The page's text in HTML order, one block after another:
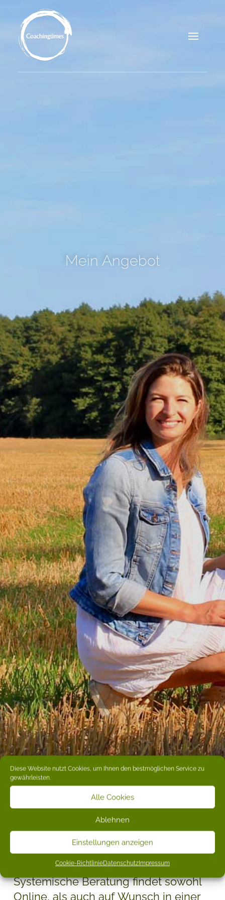
Diese Website nutzt Cookies, um Ihnen den bestmöglichen Service zu
gewährleisten.
Alle Cookies
Ablehnen
Einstellungen anzeigen
Cookie-RichtlinieDatenschutzImpressum
Mein Angebot
Das Life-Coaching und die
Systemische Beratung findet sowohl
Online, als auch auf Wunsch in einer